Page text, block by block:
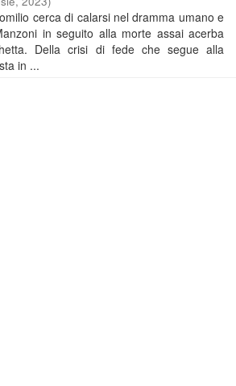
cerca di calarsi nel dramma umano e
in seguito alla morte assai acerba
Della crisi di fede che segue alla
in ...